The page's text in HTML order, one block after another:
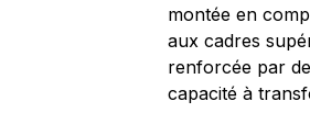
montée en
aux cadres
renforcée par
capacité à